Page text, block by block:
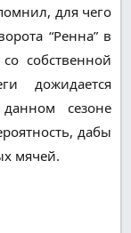
для чего
“Ренна” в
собственной
дожидается
сезоне
дабы
мячей.